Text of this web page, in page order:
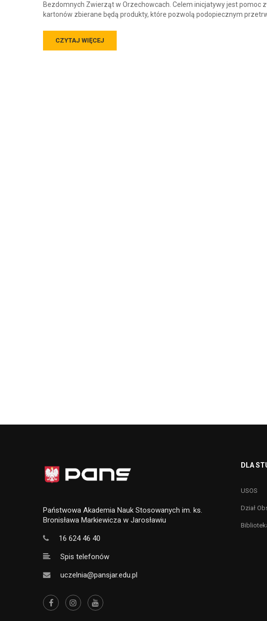
Bezdomnych Zwierząt w Orzechowcach. Celem inicjatywy jest pomoc
kartonów zbierane będą produkty, które pozwolą podopiecznym
CZYTAJ WIĘCEJ
Państwowa Akademia Nauk Stosowanych im. ks.
Bronisława Markiewicza w Jarosławiu
16 624 46 40
Spis telefonów
uczelnia@pansjar.edu.pl
DLA
USOS
Dział